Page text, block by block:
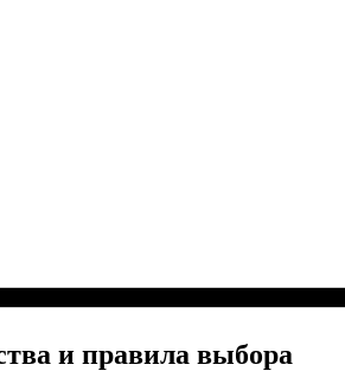
и правила выбора